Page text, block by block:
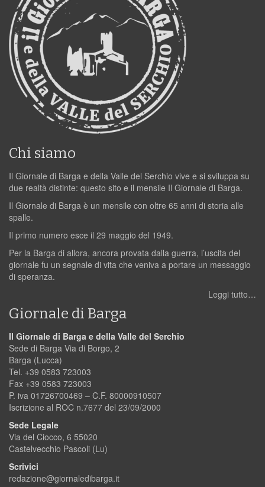
Chi siamo
Il Giornale di Barga e della Valle del Serchio vive e si sviluppa su
due realtà distinte: questo sito e il mensile Il Giornale di Barga.
Il Giornale di Barga è un mensile con oltre 65 anni di storia alle
spalle.
Il primo numero esce il 29 maggio del 1949.
Per la Barga di allora, ancora provata dalla guerra, l’uscita del
giornale fu un segnale di vita che veniva a portare un messaggio
di speranza.
Leggi tutto…
Giornale di Barga
Il Giornale di Barga e della Valle del Serchio
Sede di Barga Via di Borgo, 2
Barga (Lucca)
Tel. +39 0583 723003
Fax +39 0583 723003
P. iva 01726700469 – C.F. 80000910507
Iscrizione al ROC n.7677 del 23/09/2000
Sede Legale
Via del Ciocco, 6 55020
Castelvecchio Pascoli (Lu)
Scrivici
redazione@giornaledibarga.it